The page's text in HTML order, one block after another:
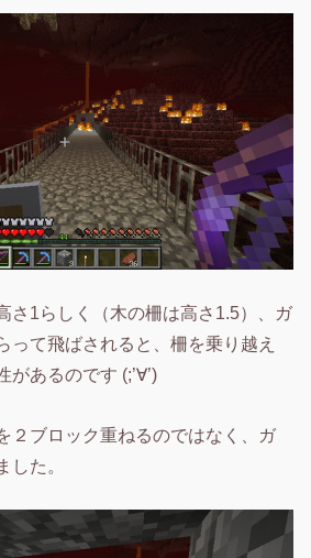
さ1らしく（木の柵は高さ1.5）、ガ
って飛ばされると、柵を乗り越え
があるのです (;’∀’)
２ブロック重ねるのではなく、ガ
した。